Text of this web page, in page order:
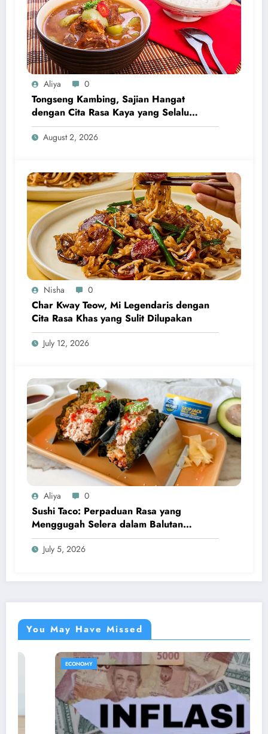
Aliya 0
Tongseng Kambing, Sajian Hangat
dengan Cita Rasa Kaya yang Selalu
Menggugah Selera
August 2, 2026
Nisha 0
Char Kway Teow, Mi Legendaris dengan
Cita Rasa Khas yang Sulit Dilupakan
July 12, 2026
Aliya 0
Sushi Taco: Perpaduan Rasa yang
Menggugah Selera dalam Balutan
Kreativitas Modern
July 5, 2026
You May Have Missed